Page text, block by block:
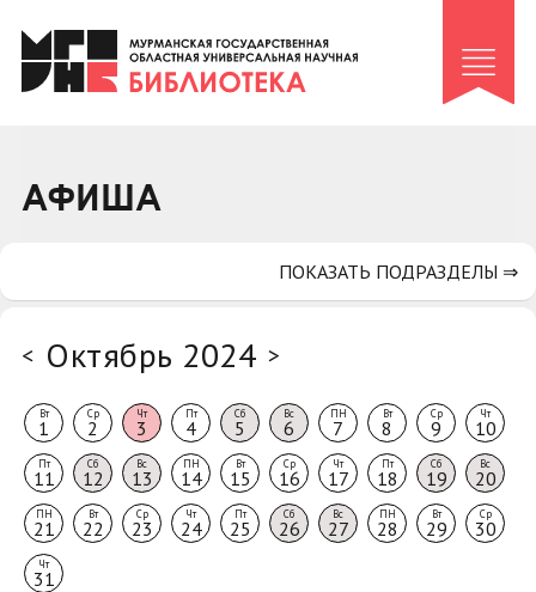
Клуб «Гиря и сельдерей»
Клуб «Семейный архив»
Коллегам
АФИША
< Октябрь 2024 >
Вт
1
Ср
2
Чт
3
Пт
4
Сб
5
Вс
6
ПН
7
Вт
8
Ср
9
Чт
10
Пт
11
Сб
12
Вс
13
ПН
14
Вт
15
Ср
16
Чт
17
Пт
18
Сб
19
Вс
20
ПН
21
Вт
22
Ср
23
Чт
24
Пт
25
Сб
26
Вс
27
ПН
28
Вт
29
Ср
30
Чт
31
ПОКАЗАТЬ ПОДРАЗДЕЛЫ ⇒